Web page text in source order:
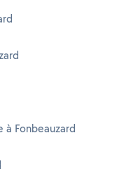
Fonbeauzard